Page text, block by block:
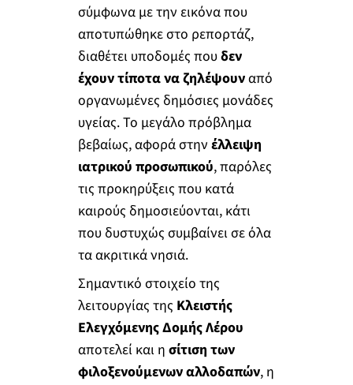
σύμφωνα με την εικόνα που
αποτυπώθηκε στο ρεπορτάζ,
διαθέτει υποδομές πουδεν
έχουν τίποτα να ζηλέψουναπό
οργανωμένες δημόσιες μονάδες
υγείας. Το μεγάλο πρόβλημα
βεβαίως, αφορά στην έλλειψη
ιατρικού προσωπικού, παρόλες
τις προκηρύξεις που κατά
καιρούς δημοσιεύονται, κάτι
που δυστυχώς συμβαίνει σε όλα
τα ακριτικά νησιά.
Σημαντικό στοιχείο της
λειτουργίας της Κλειστής
Ελεγχόμενης Δομής Λέρου
αποτελεί και η σίτιση των
φιλοξενούμενων αλλοδαπών, η